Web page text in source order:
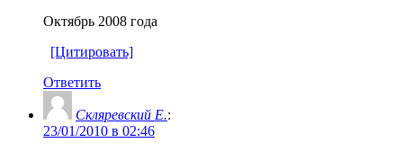
Октябрь 2008 года
[Цитировать]
Ответить
Скляревский Е.:
23/01/2010 в 02:46